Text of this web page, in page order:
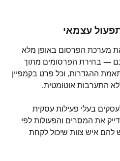
עצמאי
מערכת הפרסום באופן מלא
— בחירת הפרסומים מתוך
ההגדרות, וכל פרט בקמפיין
התערבות אוטומטית.
בעלי פעילות עסקית
את המסרים והפעולות לפי
להם איש צוות שיכול לקחת